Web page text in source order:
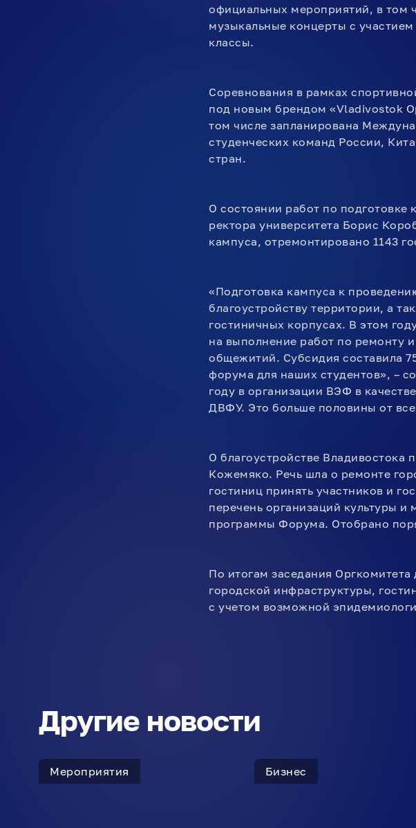
официальных мероприятий, в том
музыкальные концерты с
классы.
Соревнования в рамках
под новым брендом «Vladivostok
том числе запланирована
студенческих команд России,
стран.
О состоянии работ по
ректора университета Борис
кампуса, отремонтировано 1143
«Подготовка кампуса к
благоустройству территории, а
гостиничных корпусах. В этом
на выполнение работ по ремонту
общежитий. Субсидия составила
форума для наших студентов», –
году в организации ВЭФ в
ДВФУ. Это больше половины от
О благоустройстве
Кожемяко. Речь шла о ремонте
гостиниц принять участников и
перечень организаций культуры
программы Форума. Отобрано
По итогам заседания
городской инфраструктуры,
с учетом возможной
Другие новости
Мероприятия Бизнес